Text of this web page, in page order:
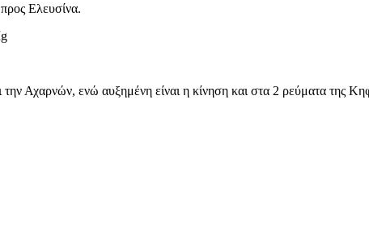
Ελευσίνα.
Αχαρνών, ενώ αυξημένη είναι η κίνηση και στα 2 ρεύματα της